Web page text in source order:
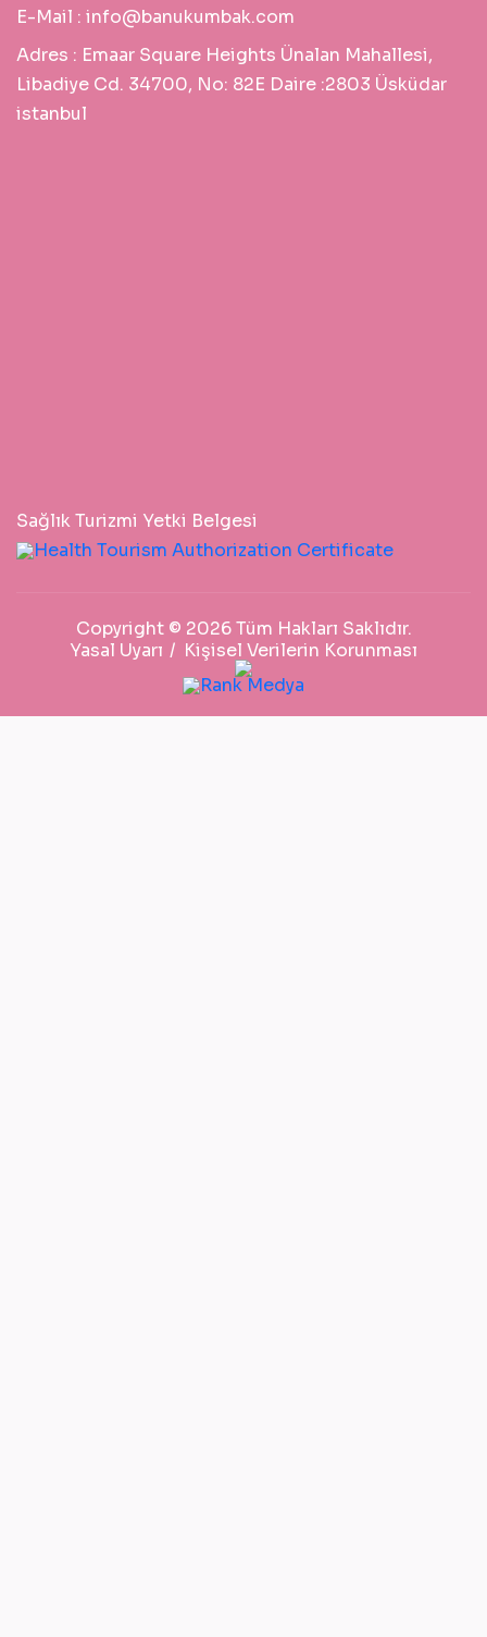
E-Mail : info@banukumbak.com
Adres : Emaar Square Heights Ünalan Mahallesi,
Libadiye Cd. 34700, No: 82E Daire :2803 Üsküdar
istanbul
Sağlık Turizmi Yetki Belgesi
Copyright © 2026 Tüm Hakları Saklıdır.
Yasal Uyarı
Kişisel Verilerin Korunması